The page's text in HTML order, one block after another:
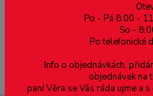
Po - Pá 8:00 -
So -
Po telefonické
Info o objednávkách,
objednávek na
paní Věra se Vás ráda ujme a